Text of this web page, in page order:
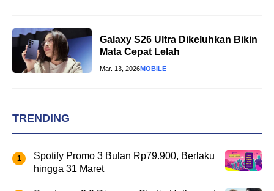
Galaxy S26 Ultra Dikeluhkan Bikin
Mata Cepat Lelah
Mar. 13, 2026MOBILE
TRENDING
Spotify Promo 3 Bulan Rp79.900, Berlaku
hingga 31 Maret